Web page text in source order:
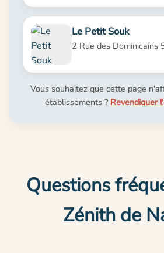
Le Petit Souk
2 Rue des Dominicains
Vous souhaitez que cette page
établissements ? Revendiquer
Questions
Zénith de